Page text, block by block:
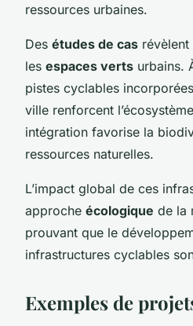
ressources urbaines.
Des études de cas
les espaces verts urbains.
pistes cyclables
ville renforcent
intégration favorise la
ressources naturelles.
L’impact global de ces
approche écologique de la
prouvant que le
infrastructures cyclables
Exemples de